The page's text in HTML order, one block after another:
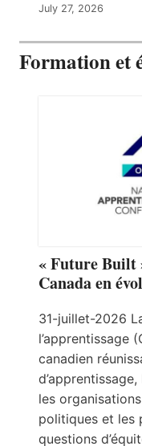
July 27, 2026
Formation et
« Future Built
Canada en
31-juillet-2026
l’apprentissage
canadien
les
politiques et les
questions